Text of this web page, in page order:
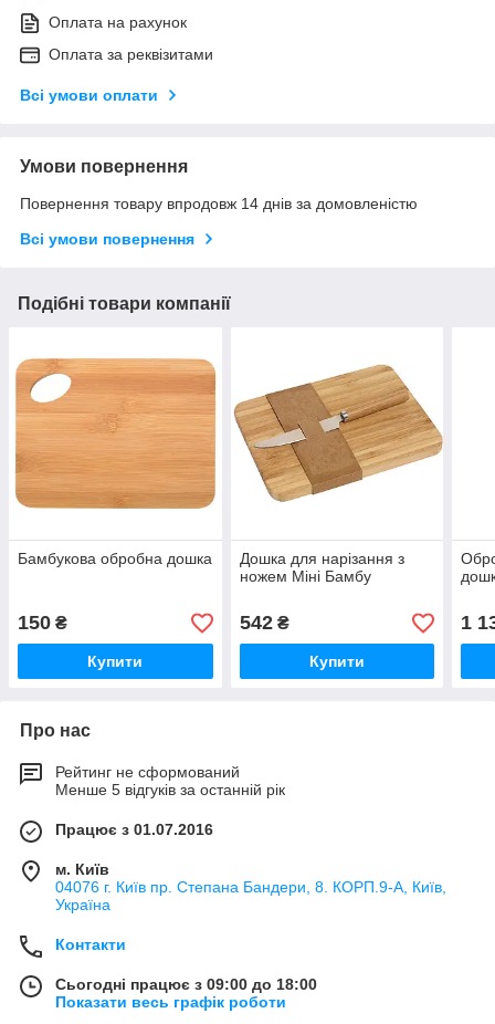
Оплата на рахунок
Оплата за реквізитами
Всі умови оплати
Умови повернення
Повернення товару впродовж 14 днів за домовленістю
Всі умови повернення
Подібні товари компанії
Бамбукова обробна дошка
150 ₴
Купити
Дошка для нарізання з
ножем Міні Бамбу
542₴
Купити
1
Про нас
Рейтинг не сформований
Менше 5 відгуків за останній рік
Працює з 01.07.2016
м. Київ
04076 г. Київ пр. Степана Бандери, 8. КОРП.9-А, Київ,
Україна
Контакти
Сьогодні працює з 09:00 до 18:00
Показати весь графік роботи